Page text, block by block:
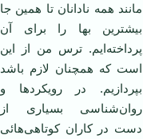
مانند همه نادانان تا همین جا
بیشترین بها را برای آن
پرداخته‌ایم. ترس من از این
است که همچنان لازم باشد
بپردازیم. در رویکرد‌ها و
روان‌شناسی بسیاری از
دست در کاران کوتاهی‌هائی